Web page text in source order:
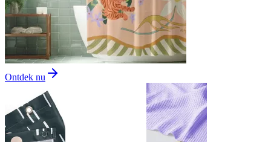
Ontdek nu